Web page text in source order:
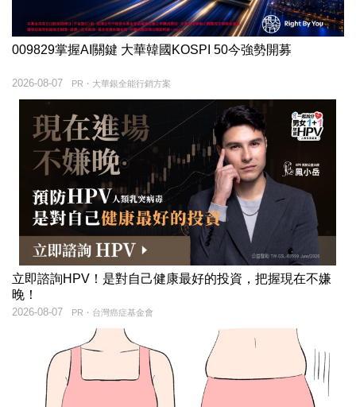
009829掌握AI關鍵 大華韓國KOSPI 50今強勢開募
PR・大華銀全能行銷方案
2026-08-07
立即諮詢HPV！是對自己健康最好的投資，把握現在不嫌
晚！
PR・台灣癌症基金會
2026-08-07